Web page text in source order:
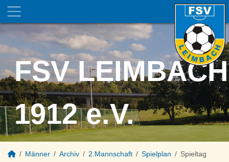
FSV LEIMBACH
1912 e.V.
Männer Archiv 2.Mannschaft Spielplan Spieltag